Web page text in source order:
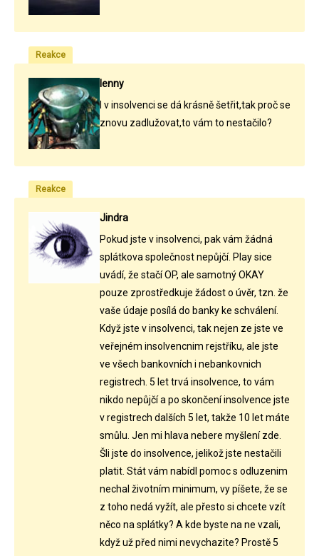
Reakce
lenny
I v insolvenci se dá krásně šetřit,tak proč se
znovu zadlužovat,to vám to nestačilo?
Reakce
Jindra
Pokud jste v insolvenci, pak vám žádná
splátkova společnost nepůjčí. Play sice
uvádí, že stačí OP, ale samotný OKAY
pouze zprostředkuje žádost o úvěr, tzn. že
vaše údaje posílá do banky ke schválení.
Když jste v insolvenci, tak nejen ze jste ve
veřejném insolvencnim rejstříku, ale jste
ve všech bankovních i nebankovnich
registrech. 5 let trvá insolvence, to vám
nikdo nepůjčí a po skončení insolvence jste
v registrech dalších 5 let, takže 10 let máte
smůlu. Jen mi hlava nebere myšlení zde.
Šli jste do insolvence, jelikož jste nestačili
platit. Stát vám nabídl pomoc s odluzenim
nechal životním minimum, vy píšete, že se
z toho nedá vyžít, ale přesto si chcete vzít
něco na splátky? A kde byste na ne vzali,
když už před nimi nevychazite? Prostě 5